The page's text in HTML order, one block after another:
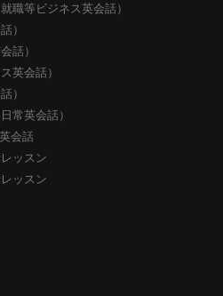
職等ビジネス英会話）
）
話）
英会話）
）
常英会話）
会話
ッスン
ッスン